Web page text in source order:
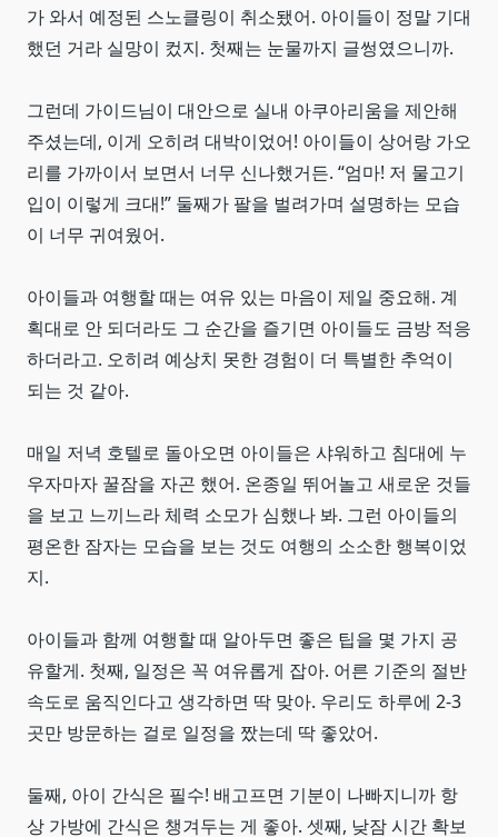
가 와서 예정된 스노클링이 취소됐어. 아이들이 정말 기대
했던 거라 실망이 컸지. 첫째는 눈물까지 글썽였으니까.
그런데 가이드님이 대안으로 실내 아쿠아리움을 제안해
주셨는데, 이게 오히려 대박이었어! 아이들이 상어랑 가오
리를 가까이서 보면서 너무 신나했거든. “엄마! 저 물고기
입이 이렇게 크대!” 둘째가 팔을 벌려가며 설명하는 모습
이 너무 귀여웠어.
아이들과 여행할 때는 여유 있는 마음이 제일 중요해. 계
획대로 안 되더라도 그 순간을 즐기면 아이들도 금방 적응
하더라고. 오히려 예상치 못한 경험이 더 특별한 추억이
되는 것 같아.
매일 저녁 호텔로 돌아오면 아이들은 샤워하고 침대에 누
우자마자 꿀잠을 자곤 했어. 온종일 뛰어놀고 새로운 것들
을 보고 느끼느라 체력 소모가 심했나 봐. 그런 아이들의
평온한 잠자는 모습을 보는 것도 여행의 소소한 행복이었
지.
아이들과 함께 여행할 때 알아두면 좋은 팁을 몇 가지 공
유할게. 첫째, 일정은 꼭 여유롭게 잡아. 어른 기준의 절반
속도로 움직인다고 생각하면 딱 맞아. 우리도 하루에 2-3
곳만 방문하는 걸로 일정을 짰는데 딱 좋았어.
둘째, 아이 간식은 필수! 배고프면 기분이 나빠지니까 항
상 가방에 간식은 챙겨두는 게 좋아. 셋째, 낮잠 시간 확보